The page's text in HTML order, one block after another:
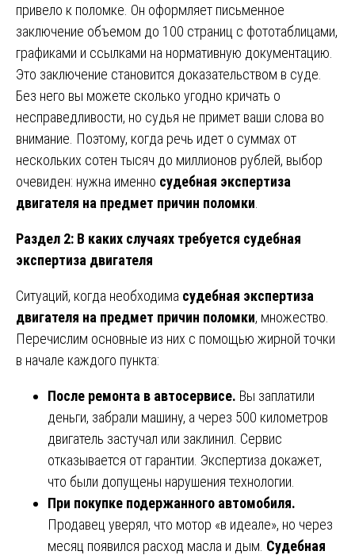
привело к поломке. Он оформляет письменное
заключение объемом до 100 страниц с фототаблицами,
графиками и ссылками на нормативную документацию.
Это заключение становится доказательством в суде.
Без него вы можете сколько угодно кричать о
несправедливости, но судья не примет ваши слова во
внимание. Поэтому, когда речь идет о суммах от
нескольких сотен тысяч до миллионов рублей, выбор
очевиден: нужна именно судебная экспертиза
двигателя на предмет причин поломки
Раздел 2: В каких случаях требуется судебная
экспертиза двигателя
Ситуаций, когда необходима судебная экспертиза
двигателя на предмет причин поломки, множество.
Перечислим основные из них с помощью жирной точки
в начале каждого пункта:
После ремонта в автосервисе. Вы заплатили
деньги, забрали машину, а через 500 километров
двигатель застучал или заклинил. Сервис
отказывается от гарантии. Экспертиза докажет,
что были допущены нарушения технологии.
При покупке подержанного автомобиля.
Продавец уверял, что мотор «в идеале», но через
месяц появился расход масла и дым. Судебная